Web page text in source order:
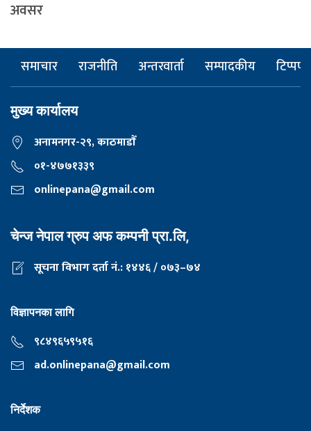
अवसर
समाचार राजनीति अन्तरवार्ता सम्पादकीय टिप्पणी
मुख्य कार्यालय
अनामनगर-२९, काठमाडाैँ
०१-४७७१३३९
onlinepana@gmail.com
चेन्ज नेपाल ग्रुप अफ कम्पनी प्रा.लि,
सूचना विभाग दर्ता नं.: १४४६ / ०७३–७४
विज्ञापनका लागि
९८४९६५९५१६
ad.onlinepana@gmail.com
निर्देशक